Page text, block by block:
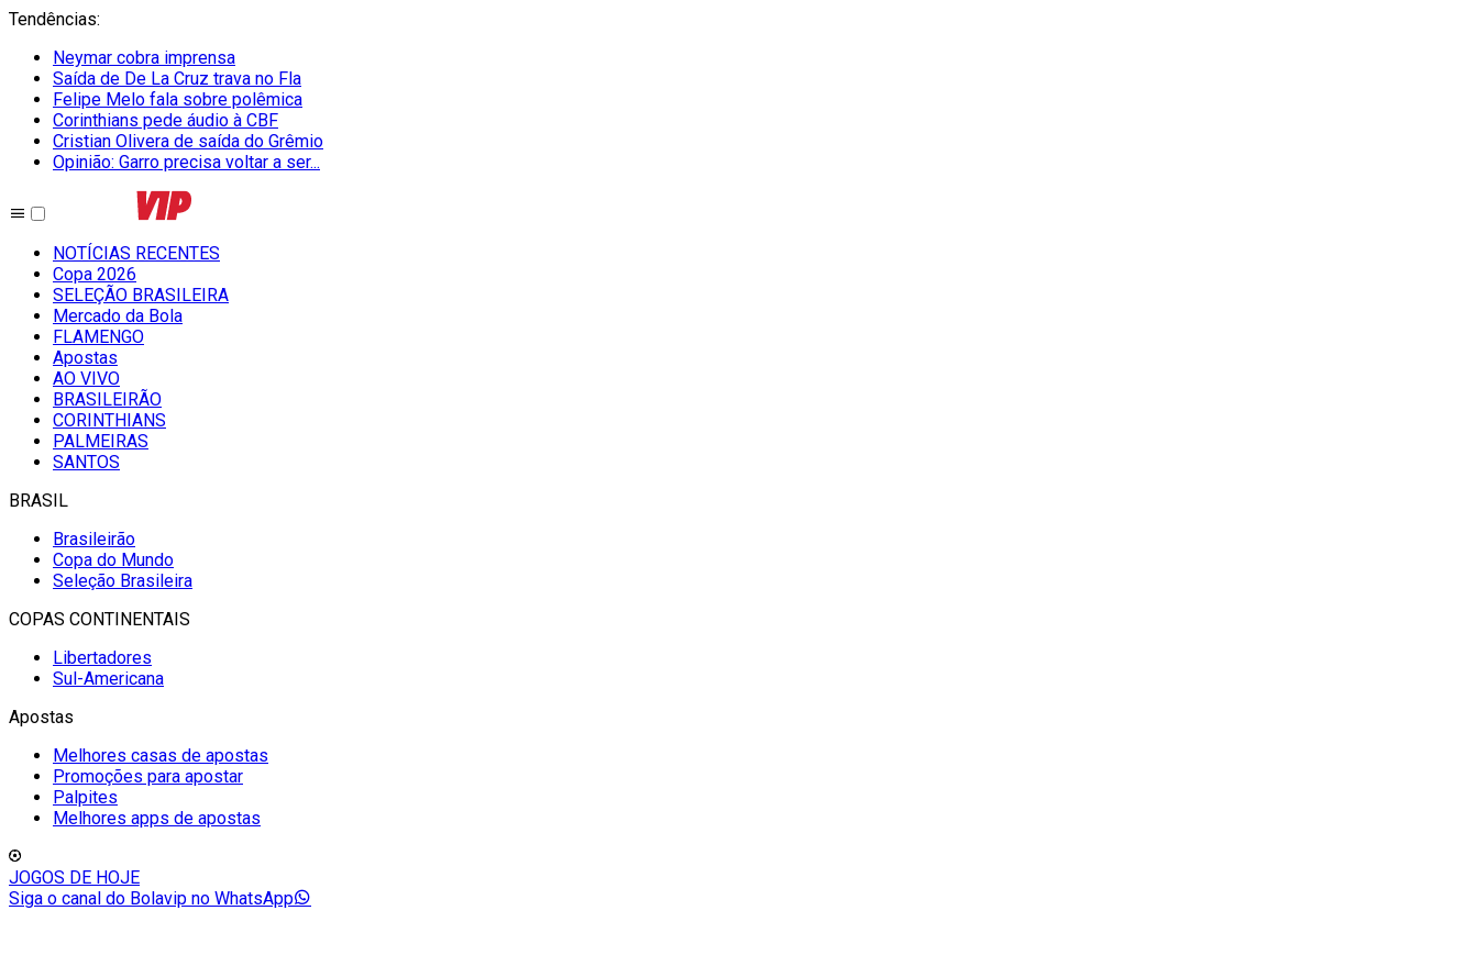
Tendências:
Neymar cobra imprensa
Saída de De La Cruz trava no Fla
Felipe Melo fala sobre polêmica
Corinthians pede áudio à CBF
Cristian Olivera de saída do Grêmio
Opinião: Garro precisa voltar a ser...
NOTÍCIAS RECENTES
Copa 2026
SELEÇÃO BRASILEIRA
Mercado da Bola
FLAMENGO
Apostas
AO VIVO
BRASILEIRÃO
CORINTHIANS
PALMEIRAS
SANTOS
BRASIL
Brasileirão
Copa do Mundo
Seleção Brasileira
COPAS CONTINENTAIS
Libertadores
Sul-Americana
Apostas
Melhores casas de apostas
Promoções para apostar
Palpites
Melhores apps de apostas
JOGOS DE HOJE
Siga o canal do Bolavip no WhatsApp